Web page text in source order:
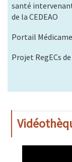
santé
de la CEDEAO
Portail
Projet RegECs de